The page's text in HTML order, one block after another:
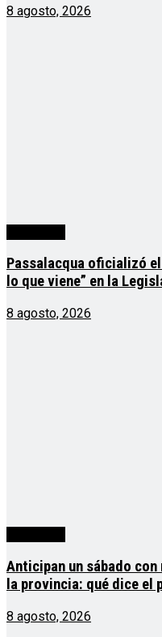
8 agosto, 2026
Passalacqua oficializó
lo que viene” en la
8 agosto, 2026
Anticipan un sábado
la provincia: qué dice el
8 agosto, 2026